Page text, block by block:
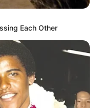
Each Other